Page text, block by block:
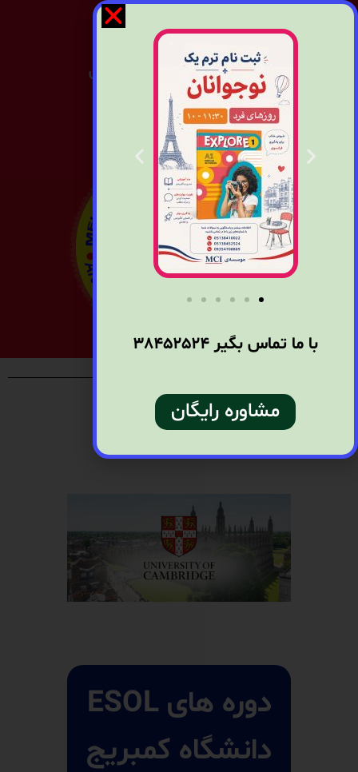
موسسه و آموزشگاه زبان های
خارجی MCI مشهد
دوره های ESOL
دانشگاه کمبریج
با ما تماس بگیر38452524
مشاوره رایگان